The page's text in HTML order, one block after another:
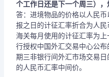
个工作日还是下一个周三），
答：进境物品的价格以人民
报之日的计征汇率折合为人民
海关每月使用的计征汇率为
行授权中国外汇交易中心公
期三非银行间外汇市场交易
的人民币汇率中间价。